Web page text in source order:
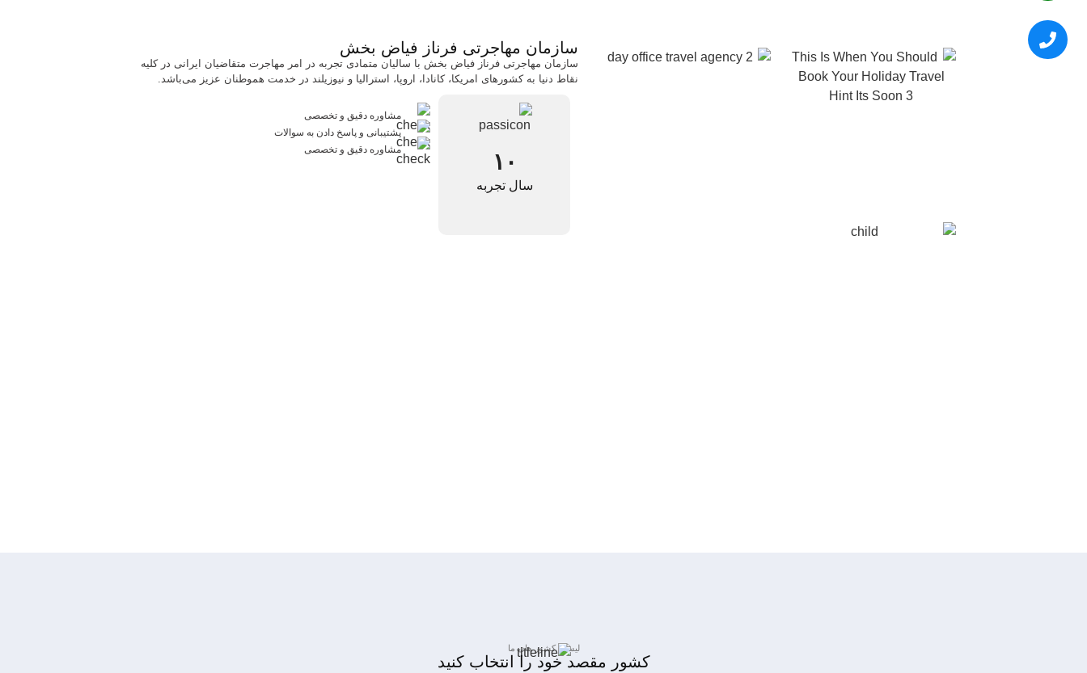
سازمان مهاجرتی فرناز فیاض بخش
سازمان مهاجرتی فرناز فیاض بخش با سالیان متمادی تجربه در امر مهاجرت متقاضیان ایرانی در کلیه
نقاط دنیا به کشورهای امریکا، کانادا، اروپا، استرالیا و نیوزیلند در خدمت هموطنان عزیز می‌باشد.
۱۰
سال تجربه
مشاوره دقیق و تخصصی
پشتیبانی و پاسخ دادن به سوالات
مشاوره دقیق و تخصصی
لیست کشور های ما
کشور مقصد خود را انتخاب کنید